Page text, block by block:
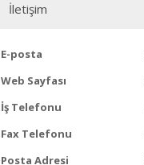
İletişim
E-posta
Web Sayfası
İş Telefonu
Fax Telefonu
Posta Adresi